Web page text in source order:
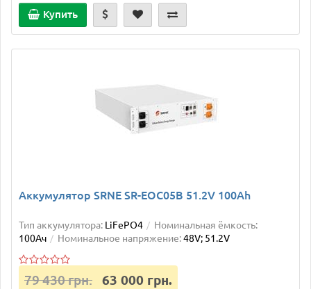
Купить
Аккумулятор SRNE SR-EOC05B 51.2V 100Ah
Тип аккумулятора: LiFePO4
Номинальная ёмкость:
100Ач
Номинальное напряжение:48V; 51.2V
79 430 грн. 63 000 грн.